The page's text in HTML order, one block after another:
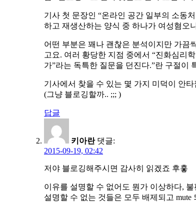
기사 첫 문장인 “온라인 공간 일부의 소동
하고 재생산하는 양식 중 하나가 여성혐오
어떤 부분은 꽤나 괜찮은 분석이지만 가끔
고요. 여러 황당한 지점 중에서 “진화심리
가”라는 독특한 질문을 던진다.”란 구절이
기사에서 찾을 수 있는 몇 가지 미덕이 안
(그냥 블로깅할까.. ;;; )
답글
키아란 댓글:
2015-09-19, 02:42
저야 블로깅해주시면 감사히 읽겠죠 후훟
이유를 설명할 수 없어도 뭔가 이상하다,
설명할 수 없는 것들은 모두 배제되고